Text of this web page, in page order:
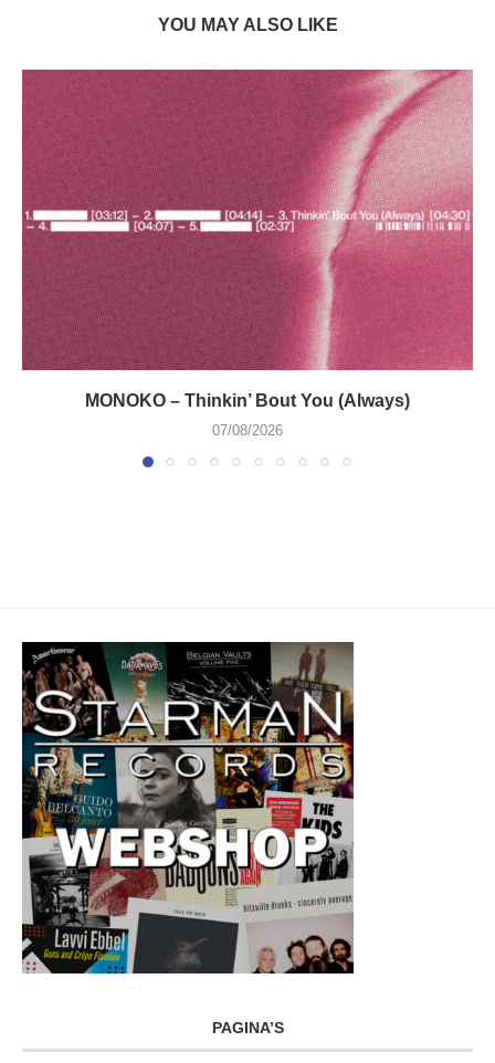
YOU MAY ALSO LIKE
MONOKO – Thinkin’ Bout You (Always)
07/08/2026
PAGINA’S